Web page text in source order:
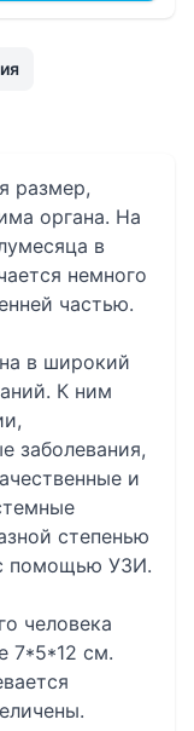
размер,
органа. На
в
немного
частью.
в широкий
К ним
заболевания,
и
степенью
помощью УЗИ.
человека
7*5*12 см.